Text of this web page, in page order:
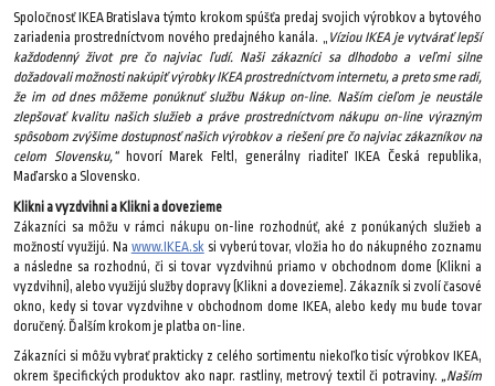
Spoločnosť IKEA Bratislava týmto krokom spúšťa predaj svojich výrobkov a bytového
zariadenia prostredníctvom nového predajného kanála. „ Víziou IKEA je vytvárať lepší
každodenný život pre čo najviac ľudí. Naši zákazníci sa dlhodobo a veľmi silne
dožadovali možnosti nakúpiť výrobky IKEA prostredníctvom internetu, a preto sme radi,
že im od dnes môžeme ponúknuť službu Nákup on-line. Naším cieľom je neustále
zlepšovať kvalitu našich služieb a práve prostredníctvom nákupu on-line výrazným
spôsobom zvýšime dostupnosť našich výrobkov a riešení pre čo najviac zákazníkov na
celom Slovensku,“hovorí Marek Feltl, generálny riaditeľ IKEA Česká republika,
Maďarsko a Slovensko.
Klikni a vyzdvihni a Klikni a dovezieme
Zákazníci sa môžu v rámci nákupu on-line rozhodnúť, aké z ponúkaných služieb a
možností využijú. Na www.IKEA.sk si vyberú tovar, vložia ho do nákupného zoznamu
a následne sa rozhodnú, či si tovar vyzdvihnú priamo v obchodnom dome (Klikni a
vyzdvihni), alebo využijú služby dopravy (Klikni a dovezieme). Zákazník si zvolí časové
okno, kedy si tovar vyzdvihne v obchodnom dome IKEA, alebo kedy mu bude tovar
doručený. Ďalším krokom je platba on-line.
Zákazníci si môžu vybrať prakticky z celého sortimentu niekoľko tisíc výrobkov IKEA,
okrem špecifických produktov ako napr. rastliny, metrový textil či potraviny. „Naším